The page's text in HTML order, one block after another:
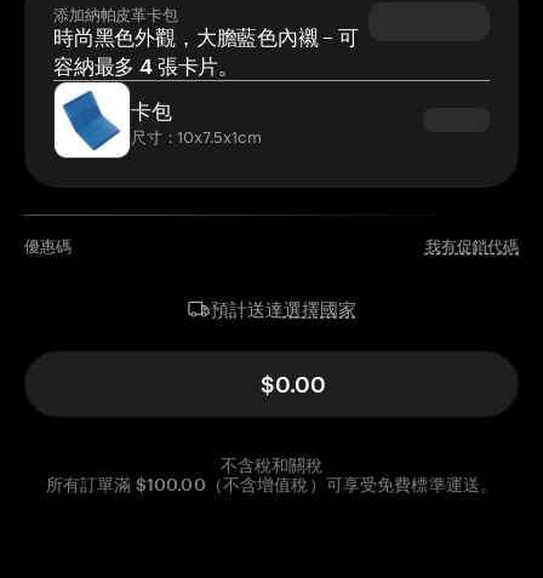
添加納帕皮革卡包
時尚黑色外觀，大膽藍色內襯 – 可
容納最多 4 張卡片。
卡包
尺寸：10x7.5x1cm
優惠碼 我有促銷代碼
預計送達選擇國家
$0.00
不含稅和關稅
所有訂單滿 $100.00（不含增值稅）可享受免費標準運送。